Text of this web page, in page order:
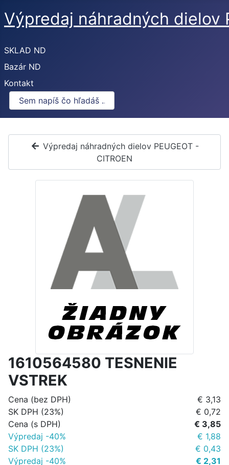
Výpredaj náhradných dielov
SKLAD ND
Bazár ND
Kontakt
Výpredaj náhradných dielov PEUGEOT -
CITROEN
1610564580 TESNENIE
VSTREK
Cena (bez DPH)
€ 3,13
SK DPH (23%)
€ 0,72
Cena (s DPH)
€ 3,85
Výpredaj -40%
€ 1,88
SK DPH (23%)
€ 0,43
Výpredaj -40%
€ 2,31